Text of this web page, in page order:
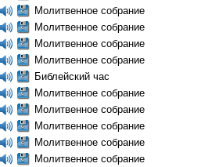
Молитвенное собрание
Молитвенное собрание
Молитвенное собрание
Молитвенное собрание
Библейский час
Молитвенное собрание
Молитвенное собрание
Молитвенное собрание
Молитвенное собрание
Молитвенное собрание